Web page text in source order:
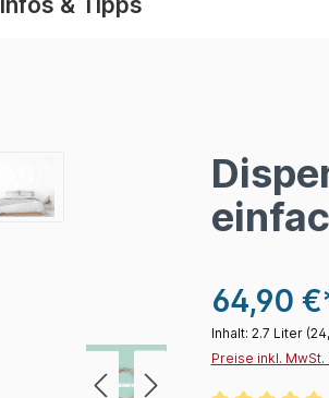
64,90
Inhalt: 2.7 Liter
Preise inkl.